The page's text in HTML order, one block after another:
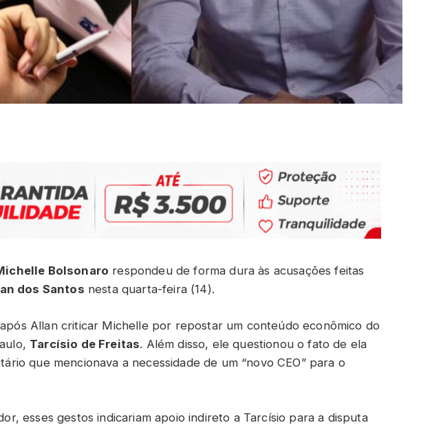
Bolsonaro respondeu de forma dura às acusações feitas
dos Santos nesta quarta-feira (14).
Allan criticar Michelle por repostar um conteúdo econômico do
Tarcísio de Freitas. Além disso, ele questionou o fato de ela
que mencionava a necessidade de um “novo CEO” para o
esses gestos indicariam apoio indireto a Tarcísio para a disputa